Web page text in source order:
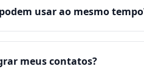
usar ao mesmo
meus contatos?